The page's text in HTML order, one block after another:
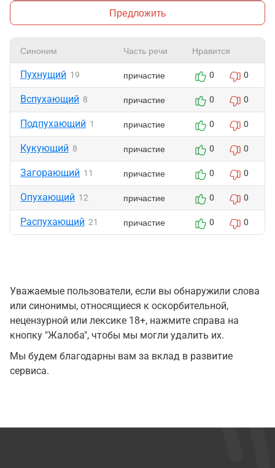
Предложить
Синоним Часть речи Нравится
Пухнущий 19 причастие 0 0
Вспухающий 8 причастие 0 0
Подпухающий 1 причастие 0 0
Кукующий 8 причастие 0 0
Загорающий 11 причастие 0 0
Опухающий 12 причастие 0 0
Распухающий 21 причастие 0 0
Уважаемые пользователи, если вы обнаружили слова
или синонимы, относящиеся к оскорбительной,
нецензурной или лексике 18+, нажмите справа на
кнопку "Жалоба", чтобы мы могли удалить их.
Мы будем благодарны вам за вклад в развитие
сервиса.